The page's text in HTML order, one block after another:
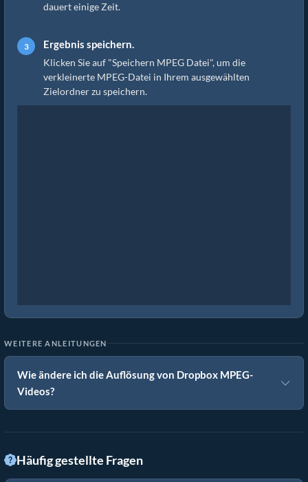
dauert einige Zeit.
Ergebnis speichern.
Klicken Sie auf "Speichern MPEG Datei", um die
verkleinerte MPEG-Datei in Ihrem ausgewählten
Zielordner zu speichern.
WEITERE ANLEITUNGEN
Wie ändere ich die Auflösung von Dropbox MPEG-
Videos?
Häufig gestellte Fragen